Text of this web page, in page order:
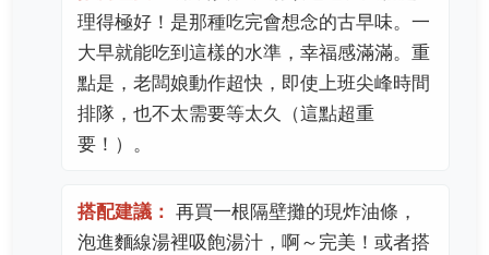
理得極好！是那種吃完會想念的古早味。一
大早就能吃到這樣的水準，幸福感滿滿。重
點是，老闆娘動作超快，即使上班尖峰時間
排隊，也不太需要等太久（這點超重
要！）。
搭配建議： 再買一根隔壁攤的現炸油條，
泡進麵線湯裡吸飽湯汁，啊～完美！或者搭